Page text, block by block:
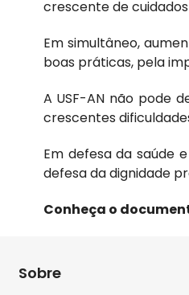
crescente de
Em simultâneo,
boas práticas, pela
A USF-AN não pode
crescentes
Em defesa da saúde
defesa da dignidade
Conheça o
Sobre